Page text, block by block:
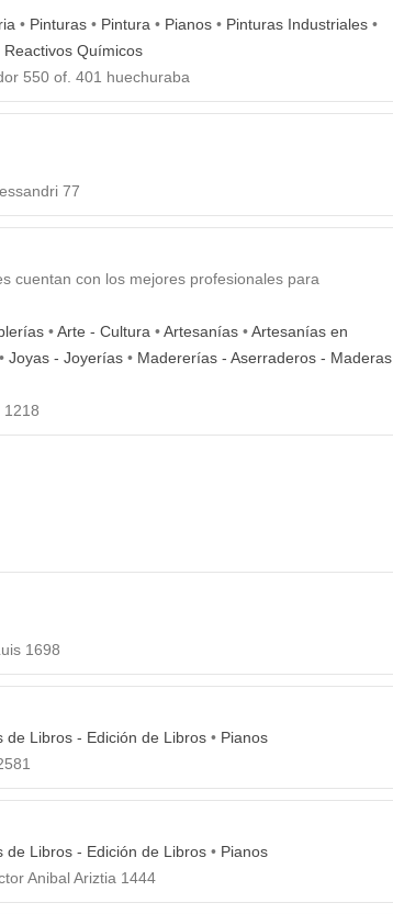
• Pinturas • Pintura • Pianos • Pinturas Industriales •
Reactivos Químicos
550 of. 401 huechuraba
77
cuentan con los mejores profesionales para
•Arte - Cultura •Artesanías •Artesanías en
• Joyas - Joyerías • Madererías - Aserraderos - Maderas
1218
1698
de Libros - Edición de Libros • Pianos
de Libros - Edición de Libros • Pianos
Anibal Ariztia 1444